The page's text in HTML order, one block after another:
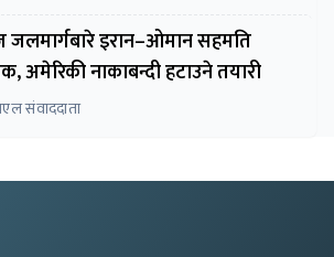
जलमार्गबारे इरान–ओमान सहमति
अमेरिकी नाकाबन्दी हटाउने तयारी
संवाददाता